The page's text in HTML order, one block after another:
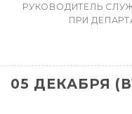
РУКОВОДИТЕЛЬ
ПРИ
05 ДЕКАБРЯ